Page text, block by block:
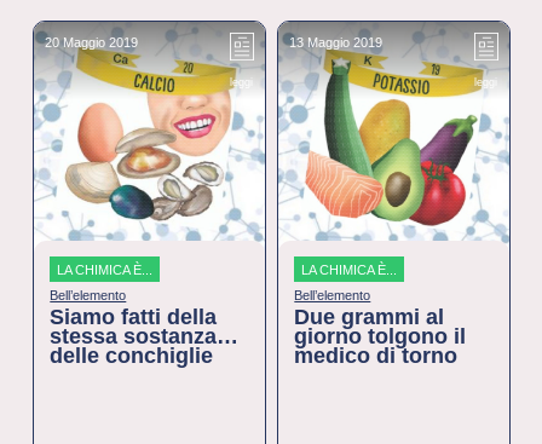
20 Maggio 2019
leggi
LA CHIMICA È...
Bell’elemento
Siamo fatti della
stessa sostanza…
delle conchiglie
13 Maggio 2019
leggi
LA CHIMICA È...
Bell’elemento
Due grammi al
giorno tolgono il
medico di torno